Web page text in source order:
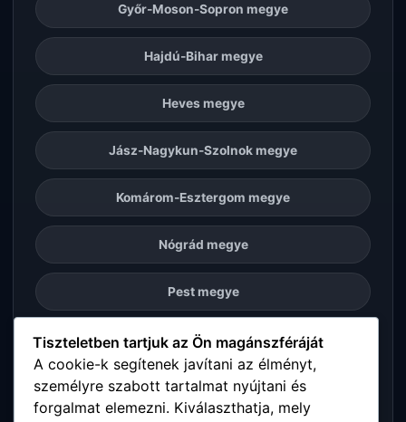
Győr-Moson-Sopron megye
Hajdú-Bihar megye
Heves megye
Jász-Nagykun-Szolnok megye
Komárom-Esztergom megye
Nógrád megye
Pest megye
Somogy megye
Szabolcs-Szatmár-Bereg megye
Tiszteletben tartjuk az Ön magánszféráját
A cookie-k segítenek javítani az élményt,
személyre szabott tartalmat nyújtani és
forgalmat elemezni. Kiválaszthatja, mely